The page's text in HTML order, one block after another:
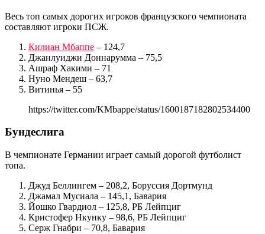
Весь топ самых дорогих игроков французского чемпионата
составляют игроки ПСЖ.
Килиан Мбаппе – 124,7
Джанлуиджи Доннарумма – 75,5
Ашраф Хакими – 71
Нуно Мендеш – 63,7
Витинья – 55
https://twitter.com/KMbappe/status/1600187182802534400
Бундеслига
В чемпионате Германии играет самый дорогой футболист
топа.
Джуд Беллингем – 208,2, Боруссия Дортмунд
Джамал Мусиала – 145,1, Бавария
Йошко Гвардиол – 125,8, РБ Лейпциг
Кристофер Нкунку – 98,6, РБ Лейпциг
Серж Гнабри – 70,8, Бавария